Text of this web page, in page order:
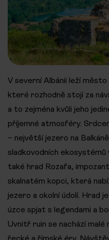
V severní Albánii leží
které rozhodně stojí za
a to zejména kvůli jeho
příjemné atmosféry.
– největší jezero na
sladkovodních
také hrad Rozafa,
skalnatém kopci, která
jezero a okolní údolí. Hrad
úzce spjat s legendami a
Uvnitř ruin se nachází